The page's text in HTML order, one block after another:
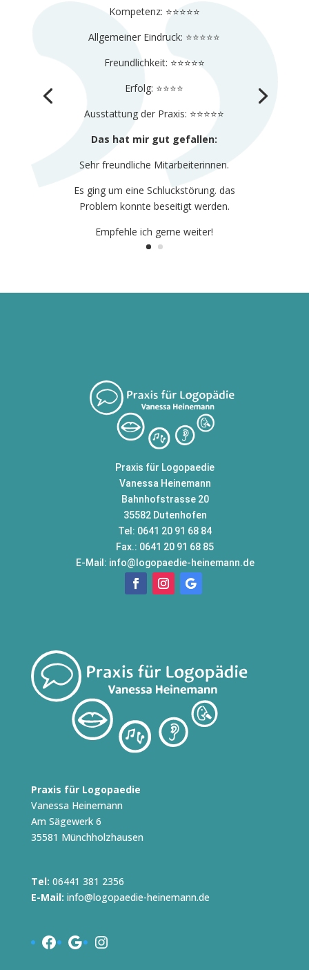
Kompetenz: ⭐️⭐️⭐️⭐️⭐️
Allgemeiner Eindruck: ⭐️⭐️⭐️⭐️⭐️
Freundlichkeit: ⭐️⭐️⭐️⭐️⭐️
Erfolg: ⭐️⭐️⭐️⭐️
Ausstattung der Praxis: ⭐️⭐️⭐️⭐️⭐️
Das hat mir gut gefallen:
Sehr freundliche Mitarbeiterinnen.
Es ging um eine Schluckstörung. das
Problem konnte beseitigt werden.
Empfehle ich gerne weiter!
Praxis für Logopaedie
Vanessa Heinemann
Bahnhofstrasse 20
35582 Dutenhofen
Tel: 0641 20 91 68 84
Fax.: 0641 20 91 68 85
E-Mail: info@logopaedie-heinemann.de
Praxis für Logopaedie
Vanessa Heinemann
Am Sägewerk 6
35581 Münchholzhausen
Tel: 06441 381 2356
E-Mail: info@logopaedie-heinemann.de
Facebook
GoogleInstagram